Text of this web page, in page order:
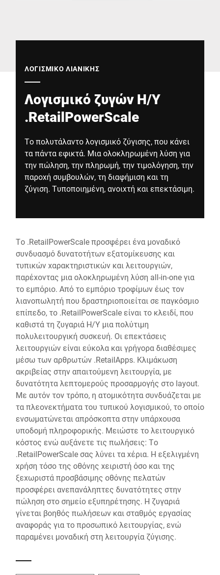
ΛΟΓΙΣΜΙΚΌ ΛΙΑΝΙΚΉΣ
Λογισμικό ζυγών Η/Υ
.RetailPowerScale
Το πολυτάλαντο λογισμικό ζύγισης, που κάνει
τα πάντα εφικτά. Μια ολοκληρωμένη λύση για
την πώληση, την πληρωμή, την τιμολόγηση, την
παροχή συμβουλών, τη διαφήμιση και τη
ζύγιση. Τυποποιημένη, ανοιχτή και επεκτάσιμη.
Το .RetailPowerScale προσφέρει ένα μοναδικό
συνδυασμό δυνατοτήτων εξατομίκευσης και
τυπικών χαρακτηριστικών και λειτουργιών,
παρέχοντας μια ολοκληρωμένη λύση all-in-one για
το εμπόριο. Από το εμπόριο τροφίμων έως τον
λιανοπωλητή που δραστηριοποιείται σε παγκόσμιο
επίπεδο, το .RetailPowerScale είναι το κλειδί, που
καθιστά τη ζυγαριά Η/Υ μια πολύτιμη
πολυλειτουργική συσκευή. Οι επεκτάσεις
λειτουργιών είναι εύκολα και γρήγορα διαθέσιμες
μέσω των αρθρωτών .RetailApps. Κλιμάκωση
ακριβείας στην απαιτούμενη λειτουργία, με
δυνατότητα λεπτομερούς προσαρμογής στο layout.
Με αυτόν τον τρόπο, η ατομικότητα συνδυάζεται με
τα πλεονεκτήματα του τυπικού λογισμικού, το οποίο
ενσωματώνεται απρόσκοπτα στην υπάρχουσα
υποδομή πληροφορικής. Μειώστε το λειτουργικό
κόστος ενώ αυξάνετε τις πωλήσεις: Το
.RetailPowerScale σας λύνει τα χέρια. Η εξελιγμένη
χρήση τόσο της οθόνης χειριστή όσο και της
ξεχωριστά προσβάσιμης οθόνης πελατών
προσφέρει ανεπανάληπτες δυνατότητες στην
πώληση στο σημείο εξυπηρέτησης. Η ζυγαριά
γίνεται βοηθός πωλήσεων και σταθμός εργασίας
αναφοράς για το προσωπικό λειτουργίας, ενώ
παραμένει μοναδική στη λειτουργία ζύγισης.